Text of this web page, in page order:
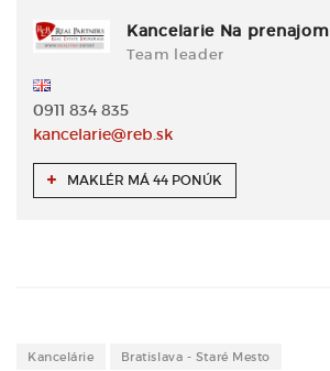
Kancelarie Na prenajom
Team leader
0911 834 835
kancelarie@reb.sk
MAKLÉR MÁ 44 PONÚK
Kancelárie Bratislava - Staré Mesto